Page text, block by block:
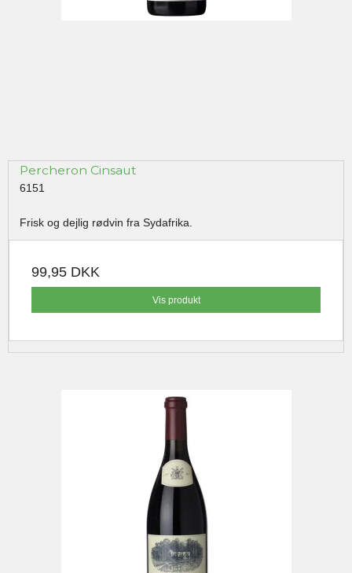
Percheron Cinsaut
6151
Frisk og dejlig rødvin fra Sydafrika.
99,95 DKK
Vis produkt